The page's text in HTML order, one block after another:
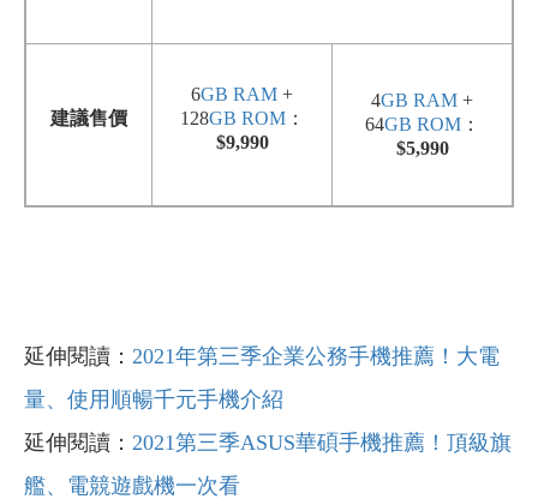
建議售價
6GB RAM +
128GB ROM：
$9,990
4GB RAM +
64GB ROM：
$5,990
延伸閱讀： 2021年第三季企業公務手機推薦！大電
量、使用順暢千元手機介紹
延伸閱讀： 2021第三季ASUS華碩手機推薦！頂級旗
艦、電競遊戲機一次看